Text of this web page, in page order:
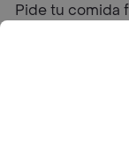
Pide tu comida